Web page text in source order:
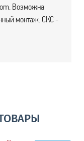
Возможна
монтаж. СКС -